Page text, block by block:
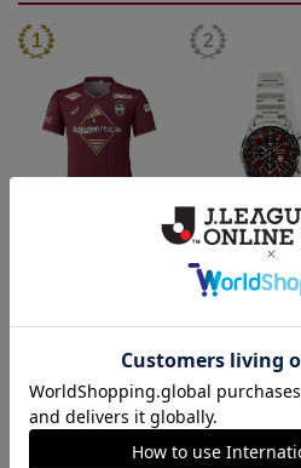
26/27_【オーセン】ユニ
【SEIKO｜
E】 30th
el
50,000円
神戸
26/27シーズンユニフォ